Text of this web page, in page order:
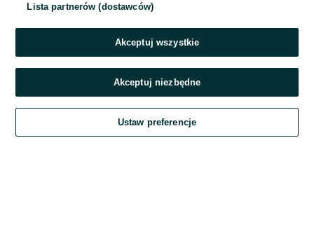
Nie pamiętasz hasła?
Zaloguj się
Kontynuując za pośrednictwem jednego z dostawców wskazanych powyżej,
Regulamin serwisu OLX.pl w jego aktualnym brzmieniu.
Lista partnerów (dostawców)
Akceptuj wszystkie
Akceptuj niezbędne
Ustaw preferencje